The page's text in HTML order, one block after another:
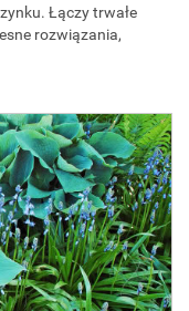
Łączy trwałe
rozwiązania,